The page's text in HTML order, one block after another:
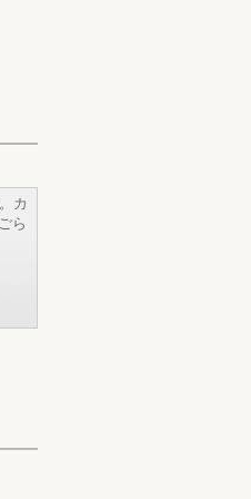
カ
ら